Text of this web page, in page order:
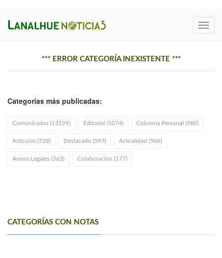
*** ERROR CATEGORÍA INEXISTENTE ***
Categorías más publicadas:
Comunicados (13199) Editorial (1074) Columna Personal (980)
Artículos (728) Destacado (597) Actualidad (506)
Avisos Legales (363) Colaboración (177)
CATEGORÍAS CON NOTAS